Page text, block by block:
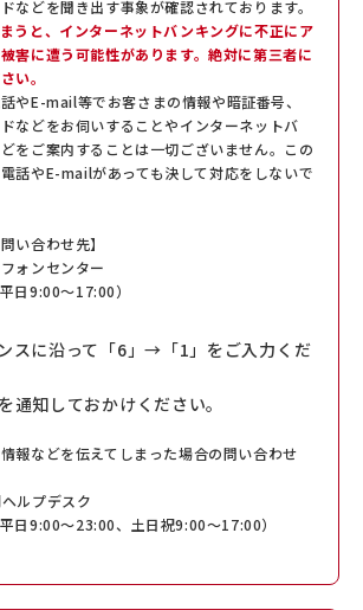
などを聞き出す事象が確認されております。
うと、インターネットバンキングに不正にア
害に遭う可能性があります。絶対に第三者に
い。
やE-mail等でお客さまの情報や暗証番号、
などをお伺いすることやインターネットバ
をご案内することは一切ございません。この
話やE-mailがあっても決して対応をしないで
い合わせ先】
ォンセンター
日9:00～17:00）
スに沿って「6」→「1」をご入力くだ
通知しておかけください。
情報などを伝えてしまった場合の問い合わせ
ルプデスク
日9:00～23:00、土日祝9:00～17:00）